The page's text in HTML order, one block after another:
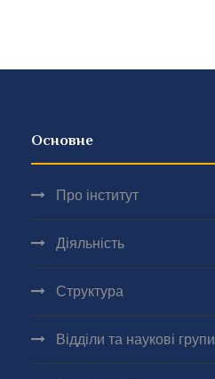
Основне
Про інститут
Діяльність
Структура
Відділи та наукові групи